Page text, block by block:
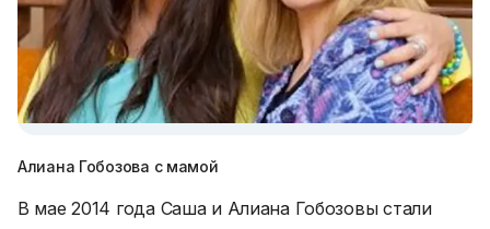
Алиана Гобозова с мамой
В мае 2014 года Саша и Алиана Гобозовы стали